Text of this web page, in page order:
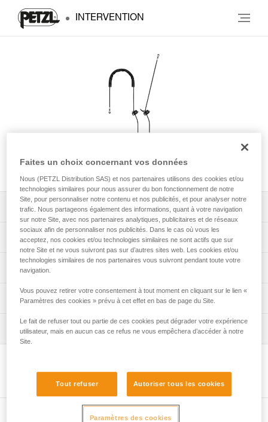
INTERVENTION
GRILLON
Télécharger la notice technique (PDF)
Technical Notice
App pour contrôler et suivre vos EPI
découvrez ePPEcentre
Procédure de vérification EPI
Fiche de suivi EPI
verif EPI-GRILLON-suivi-FR
Conseils pour l'entretien de vos équipements
Faites un choix concernant vos données
Nous (PETZL Distribution SAS) et nos partenaires utilisons des cookies et/ou
technologies similaires pour nous assurer du bon fonctionnement de notre
Site, pour personnaliser notre contenu et nos publicités, et pour analyser notre
trafic. Nous partageons également des informations, quant à votre navigation
sur notre Site, avec nos partenaires analytiques, publicitaires et de réseaux
sociaux afin de personnaliser nos publicités. Dans le cas où vous les
acceptez, nos cookies et/ou technologies similaires ne sont actifs que sur
notre Site et ne vous suivront pas sur d’autres sites web. Les cookies et/ou
technologies similaires de nos partenaires vous suivront pendant toute votre
navigation.
Vous pouvez retirer votre consentement à tout moment en cliquant sur le lien «
Paramètres des cookies » prévu à cet effet en bas de page du Site.
Le fait de refuser tout ou partie de ces cookies peut dégrader votre expérience
utilisateur, mais en aucun cas ce refus ne vous empêchera d’accéder à notre
Site.
Tout refuser Autoriser tous les cookies
Paramètres des cookies